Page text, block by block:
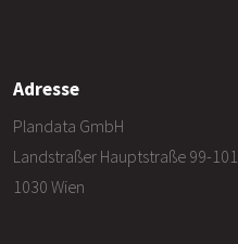
Adresse
Plandata GmbH
Landstraßer Hauptstraße 99-101
1030 Wien